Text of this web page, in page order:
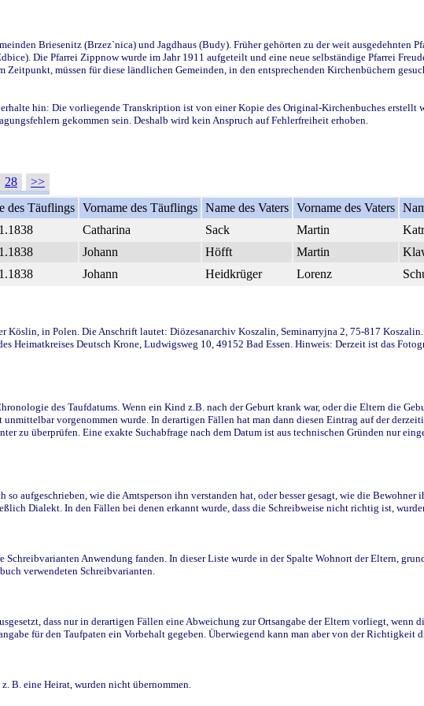
Briesenitz (Brzez`nica) und Jagdhaus (Budy). Früher gehörten zu der weit ausgedehnten
Die Pfarrei Zippnow wurde im Jahr 1911 aufgeteilt und eine neue selbständige Pfarrei
müssen für diese ländlichen Gemeinden, in den entsprechenden Kirchenbüchern
hin: Die vorliegende Transkription ist von einer Kopie des Original-Kirchenbuches erstellt
gekommen sein. Deshalb wird kein Anspruch auf Fehlerfreiheit erhoben.
28
>>
des Täuflings Vorname des Täuflings Name des Vaters Vorname des Vaters
Catharina Sack Martin
Johann Höfft Martin
Johann Heidkrüger Lorenz
in Polen. Die Anschrift lautet: Diözesanarchiv Koszalin, Seminarryjna 2, 75-817
Heimatkreises Deutsch Krone, Ludwigsweg 10, 49152 Bad Essen. Hinweis: Derzeit ist das
des Taufdatums. Wenn ein Kind z.B. nach der Geburt krank war, oder die Eltern die
vorgenommen wurde. In derartigen Fällen hat man dann diesen Eintrag auf der
zu überprüfen. Eine exakte Suchabfrage nach dem Datum ist aus technischen Gründen nur
aufgeschrieben, wie die Amtsperson ihn verstanden hat, oder besser gesagt, wie die Bewohner
Dialekt. In den Fällen bei denen erkannt wurde, dass die Schreibweise nicht richtig ist,
Anwendung fanden. In dieser Liste wurde in der Spalte Wohnort der Eltern,
verwendeten Schreibvarianten.
dass nur in derartigen Fällen eine Abweichung zur Ortsangabe der Eltern vorliegt, wenn
für den Taufpaten ein Vorbehalt gegeben. Überwiegend kann man aber von der Richtigkeit
B. eine Heirat, wurden nicht übernommen.